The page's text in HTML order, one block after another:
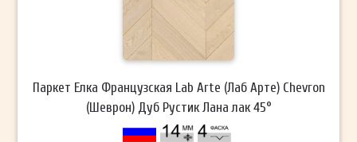
Паркет Елка Французская Lab Arte (Лаб Арте) Chevron
(Шеврон) Дуб Рустик Лана лак 45°